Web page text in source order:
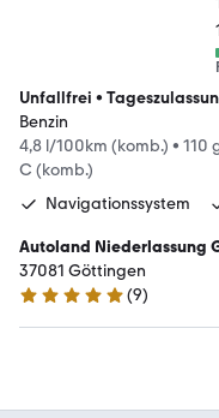
Unfallfrei •
Benzin
4,8 l/100km (komb.) • 110
C (komb.)
Navigationssystem
Autoland Niederlassung
37081 Göttingen
5 Sterne
(9)